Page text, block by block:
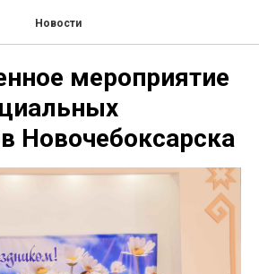
Новости
мероприятие
Новочебоксарска